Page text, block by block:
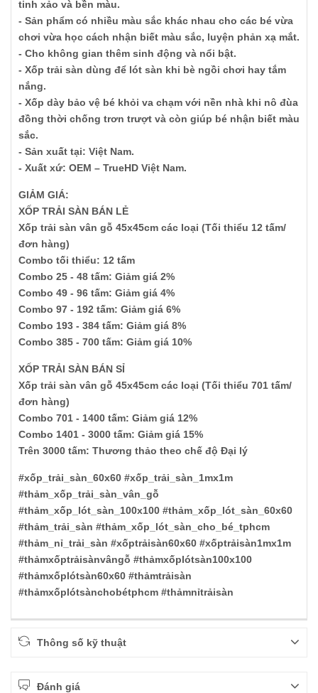
tinh xảo và bền màu.
- Sản phẩm có nhiều màu sắc khác nhau cho các bé vừa
chơi vừa học cách nhận biết màu sắc, luyện phản xạ mắt.
- Cho không gian thêm sinh động và nổi bật.
- Xốp trải sàn dùng để lót sàn khi bè ngồi chơi hay tắm
nắng.
- Xốp dày bảo vệ bé khỏi va chạm với nền nhà khi nô đùa
đồng thời chống trơn trượt và còn giúp bé nhận biết màu
sắc.
- Sản xuất tại: Việt Nam.
- Xuất xứ: OEM – TrueHD Việt Nam.
GIẢM GIÁ:
XỐP TRẢI SÀN BÁN LẺ
Xốp trải sàn vân gỗ 45x45cm các loại (Tối thiểu 12 tấm/
đơn hàng)
Combo tối thiểu: 12 tấm
Combo 25 - 48 tấm: Giảm giá 2%
Combo 49 - 96 tấm: Giảm giá 4%
Combo 97 - 192 tấm: Giảm giá 6%
Combo 193 - 384 tấm: Giảm giá 8%
Combo 385 - 700 tấm: Giảm giá 10%
XỐP TRẢI SÀN BÁN SỈ
Xốp trải sàn vân gỗ 45x45cm các loại (Tối thiểu 701 tấm/
đơn hàng)
Combo 701 - 1400 tấm: Giảm giá 12%
Combo 1401 - 3000 tấm: Giảm giá 15%
Trên 3000 tấm: Thương thảo theo chế độ Đại lý
#xốp_trải_sàn_60x60 #xốp_trải_sàn_1mx1m
#thảm_xốp_trải_sàn_vân_gỗ
#thảm_xốp_lót_sàn_100x100 #thảm_xốp_lót_sàn_60x60
#thảm_trải_sàn #thảm_xốp_lót_sàn_cho_bé_tphcm
#thảm_nỉ_trải_sàn #xốptrảisàn60x60 #xốptrảisàn1mx1m
#thảmxốptrảisànvângỗ #thảmxốplótsàn100x100
#thảmxốplótsàn60x60 #thảmtrảisàn
#thảmxốplótsànchobétphcm #thảmnỉtrảisàn
Thông số kỹ thuật
Đánh giá